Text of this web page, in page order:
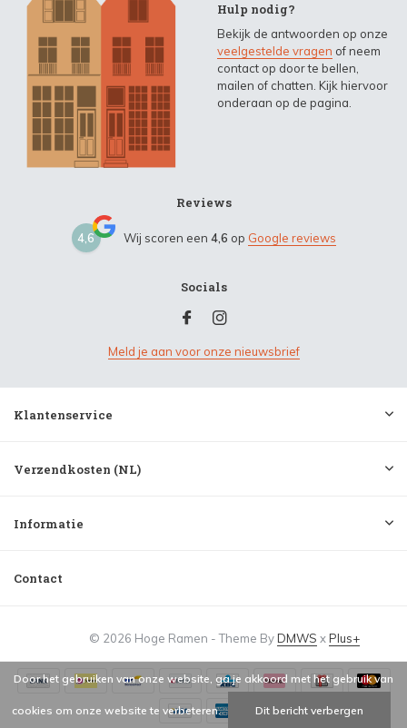
Hulp nodig?
Bekijk de antwoorden op onze
veelgestelde vragen of neem
contact op door te bellen,
mailen of chatten. Kijk hiervoor
onderaan op de pagina.
Reviews
4,6 Wij scoren een 4,6 op Google reviews
Socials
Meld je aan voor onze nieuwsbrief
Klantenservice
Verzendkosten (NL)
Informatie
Contact
© 2026 Hoge Ramen - Theme ByDMWS xPlus+
Door het gebruiken van onze website, ga je akkoord met het gebruik van
cookies om onze website te verbeteren. Dit bericht verbergen